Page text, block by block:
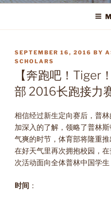
POSTED
ON
SEPTEMBER 16, 2016 BY
SCHOLARS
【奔跑吧！Tiger
部 2016长跑接力
相信经过新生定向赛后，普
加深入的了解，领略了普林
气爽的时节，体育部将隆重
在好天气里再次拥抱校园，
次活动面向全体普林中国学
时间 ：